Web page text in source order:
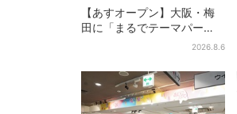
【あすオープン】大阪・梅
田に「まるでテーマパー
ク」な巨大スポーツ店、461
まとめて紹介
2026.8.6